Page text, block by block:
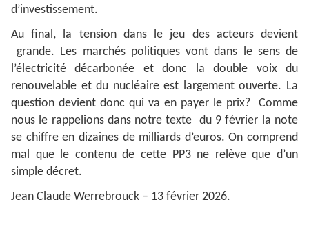
d’investissement.
Au final, la tension dans le jeu des acteurs devient
grande. Les marchés politiques vont dans le sens de
l’électricité décarbonée et donc la double voix du
renouvelable et du nucléaire est largement ouverte. La
question devient donc qui va en payer le prix? Comme
nous le rappelions dans notre texte du 9 février la note
se chiffre en dizaines de milliards d’euros. On comprend
mal que le contenu de cette PP3 ne relève que d’un
simple décret.
Jean Claude Werrebrouck – 13 février 2026.